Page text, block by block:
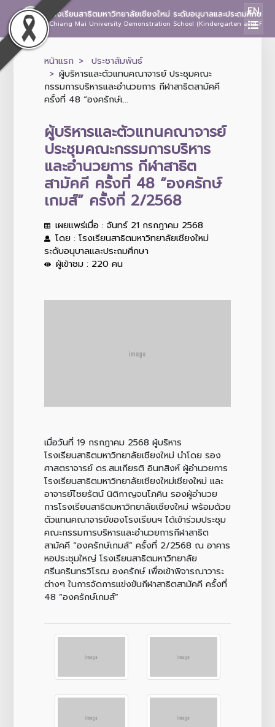
โรงเรียนสาธิตมหาวิทยาลัยเชียงใหม่ ระดับอนุบาลและประถมศึกษา
Chiang Mai University Demonstration School (Kindergarten and
EN
หน้าแรก
ประชาสัมพันธ์
ผู้บริหารและตัวแทนคณาจารย์ ประชุมคณะ
กรรมการบริหารและอำนวยการ กีฬาสาธิตสามัคคี
ครั้งที่ 48 “องครักษ์เ...
ผู้บริหารและตัวแทนคณาจารย์
ประชุมคณะกรรมการบริหาร
และอำนวยการ กีฬาสาธิต
สามัคคี ครั้งที่ 48 “องครักษ์
เกมส์” ครั้งที่ 2/2568
เผยแพร่เมื่อ : จันทร์ 21 กรกฎาคม 2568
โดย : โรงเรียนสาธิตมหาวิทยาลัยเชียงใหม่
ระดับอนุบาลและประถมศึกษา
ผู้เข้าชม : 220 คน
เมื่อวันที่ 19 กรกฎาคม 2568 ผู้บริหาร
โรงเรียนสาธิตมหาวิทยาลัยเชียงใหม่ นำโดย รอง
ศาสตราจารย์ ดร.สมเกียรติ อินทสิงห์ ผู้อำนวยการ
โรงเรียนสาธิตมหาวิทยาลัยเชียงใหม่เชียงใหม่ และ
อาจารย์ไชยรัตน์ นิติกาญจนโภคิน รองผู้อำนวย
การโรงเรียนสาธิตมหาวิทยาลัยเชียงใหม่ พร้อมด้วย
ตัวแทนคณาจารย์ของโรงเรียนฯ ได้เข้าร่วมประชุม
คณะกรรมการบริหารและอำนวยการกีฬาสาธิต
สามัคคี “องครักษ์เกมส์” ครั้งที่ 2/2568 ณ อาคาร
หอประชุมใหญ่ โรงเรียนสาธิตมหาวิทยาลัย
ศรีนครินทรวิโรฒ องครักษ์ เพื่อเข้าพิจารณาวาระ
ต่างๆ ในการจัดการแข่งขันกีฬาสาธิตสามัคคี ครั้งที่
48 “องครักษ์เกมส์”